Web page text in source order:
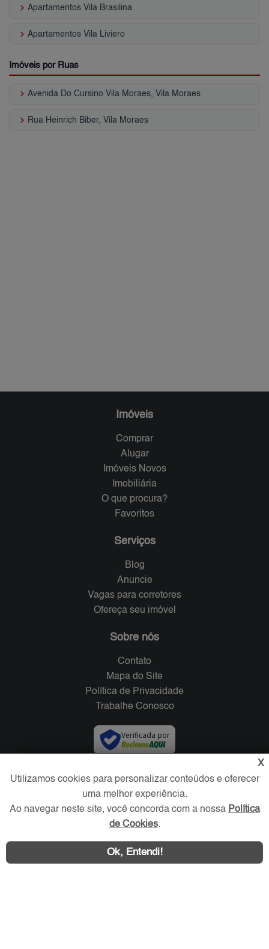
keyboard_arrow_right Apartamentos Vila Brasilina
keyboard_arrow_right Apartamentos Vila Liviero
Imóveis por Ruas
keyboard_arrow_right Avenida Do Cursino Vila Moraes, Vila Moraes
keyboard_arrow_right Rua Heinrich Biber, Vila Moraes
Imóveis
Comprar
Alugar
Imóveis Novos
Imobiliária
O que procura?
Favoritos
Serviços
Blog
Anuncie
Vagas para corretores
Ofereça seu imóvel
Sobre nós
Contato
Mapa do Site
Política de Privacidade
Trabalhe Conosco
Verificada por
Redes Sociais
X
Utilizamos cookies para personalizar conteúdos e oferecer
uma melhor experiência.
Ao navegar neste site, você concorda com a nossa Política
de Cookies.
Ok, Entendi!